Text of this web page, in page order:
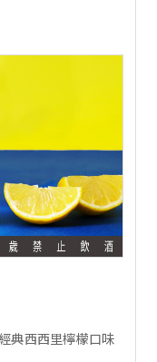
典西西里檸檬口味